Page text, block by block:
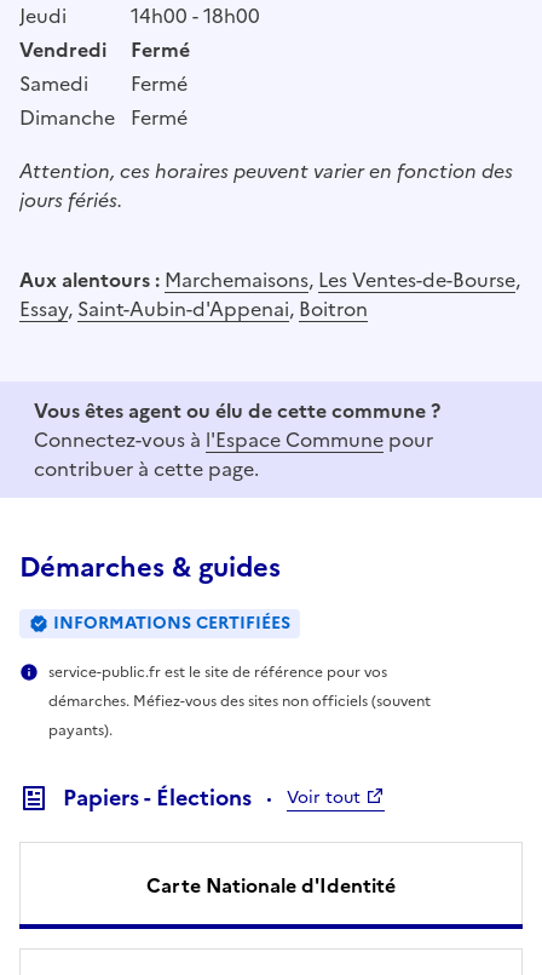
Jeudi
14h00 - 18h00
Vendredi
Fermé
Samedi
Fermé
Dimanche Fermé
Attention, ces horaires peuvent varier en fonction des
jours fériés.
Aux alentours : Marchemaisons, Les Ventes-de-Bourse,
Essay, Saint-Aubin-d'Appenai, Boitron
Vous êtes agent ou élu de cette commune ?
Connectez-vous à l'Espace Commune pour
contribuer à cette page.
Démarches & guides
INFORMATIONS CERTIFIÉES
service-public.fr est le site de référence pour vos
démarches. Méfiez-vous des sites non officiels (souvent
payants).
Papiers - Élections Voir tout
Carte Nationale d'Identité